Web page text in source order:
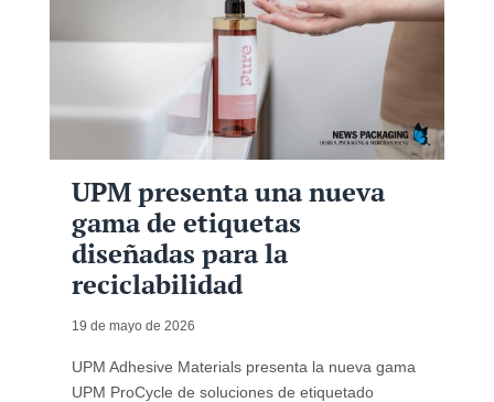
UPM presenta una nueva
gama de etiquetas
diseñadas para la
reciclabilidad
19 de mayo de 2026
UPM Adhesive Materials presenta la nueva gama
UPM ProCycle de soluciones de etiquetado